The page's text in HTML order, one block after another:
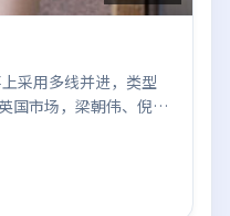
采用多线并进，类型
国市场，梁朝伟、倪
关键反转，结尾留白引